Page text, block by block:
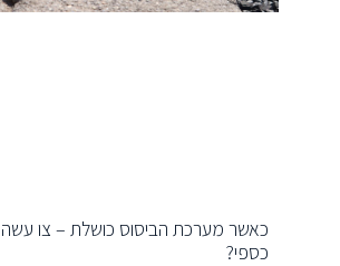
כאשר מערכת הביסוס כושלת – צו עשה
כספי?